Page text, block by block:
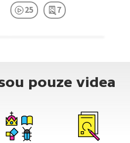
25 7
pouze videa